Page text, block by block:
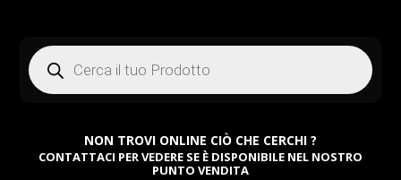
Products
search
NON TROVI ONLINE CIÒ CHE CERCHI ?
CONTATTACI PER VEDERE SE È DISPONIBILE NEL NOSTRO
PUNTO VENDITA